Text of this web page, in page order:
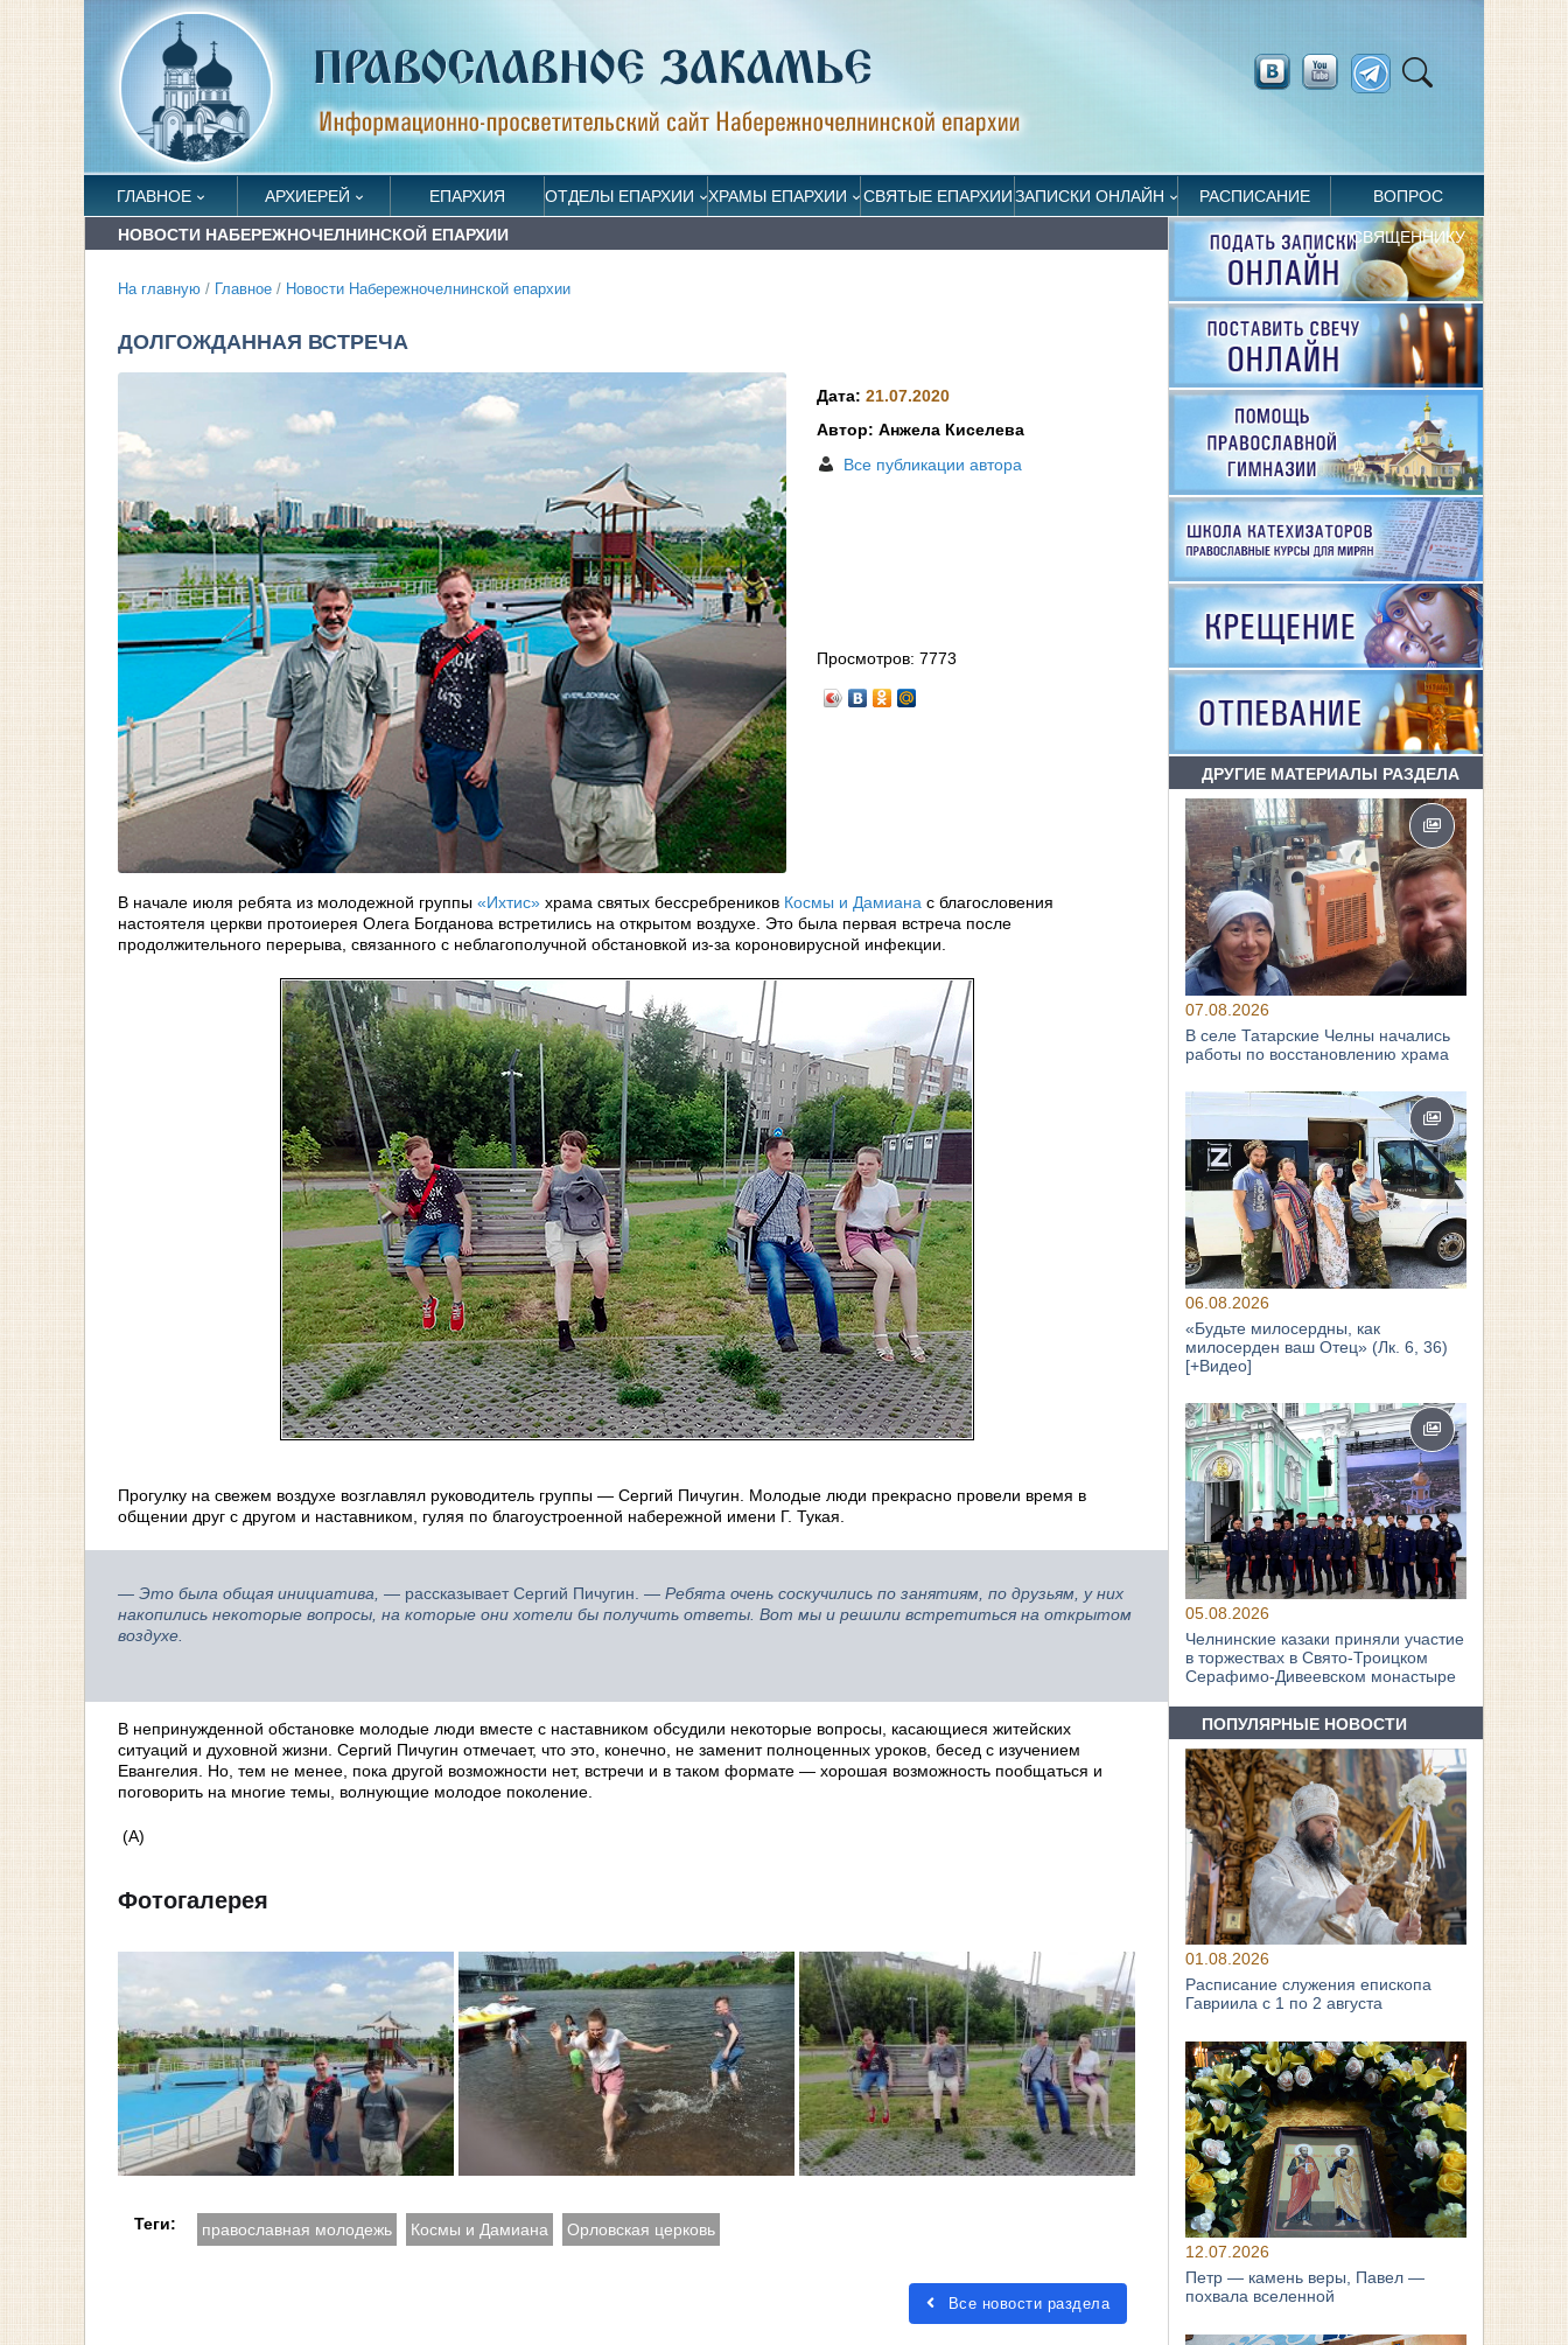
ГЛАВНОЕ АРХИЕРЕЙ ЕПАРХИЯ ОТДЕЛЫ ЕПАРХИИ ХРАМЫ ЕПАРХИИ СВЯТЫЕ ЕПАРХИИЗАПИСКИ ОНЛАЙН РАСПИСАНИЕ ВОПРОС
СВЯЩЕННИКУ
НОВОСТИ НАБЕРЕЖНОЧЕЛНИНСКОЙ ЕПАРХИИ
На главную / Главное / Новости Набережночелнинской епархии
ДОЛГОЖДАННАЯ ВСТРЕЧА
Дата:21.07.2020
Автор: Анжела Киселева
Все публикации автора
Просмотров:7773
В начале июля ребята из молодежной группы «Ихтис» храма святых бессребреников Космы и Дамиана с благословения
настоятеля церкви протоиерея Олега Богданова встретились на открытом воздухе. Это была первая встреча после
продолжительного перерыва, связанного с неблагополучной обстановкой из-за короновирусной инфекции.
Прогулку на свежем воздухе возглавлял руководитель группы — Сергий Пичугин. Молодые люди прекрасно провели время в
общении друг с другом и наставником, гуляя по благоустроенной набережной имени Г. Тукая.
— Это была общая инициатива, — рассказывает Сергий Пичугин. — Ребята очень соскучились по занятиям, по друзьям, у них
накопились некоторые вопросы, на которые они хотели бы получить ответы. Вот мы и решили встретиться на открытом
воздухе.
В непринужденной обстановке молодые люди вместе с наставником обсудили некоторые вопросы, касающиеся житейских
ситуаций и духовной жизни. Сергий Пичугин отмечает, что это, конечно, не заменит полноценных уроков, бесед с изучением
Евангелия. Но, тем не менее, пока другой возможности нет, встречи и в таком формате — хорошая возможность пообщаться и
поговорить на многие темы, волнующие молодое поколение.
(А)
Фотогалерея
Теги: православная молодежь Космы и Дамиана Орловская церковь
Все новости раздела
ДРУГИЕ МАТЕРИАЛЫ РАЗДЕЛА
07.08.2026
В селе Татарские Челны начались
работы по восстановлению храма
06.08.2026
«Будьте милосердны, как
милосерден ваш Отец» (Лк. 6, 36)
[+Видео]
05.08.2026
Челнинские казаки приняли участие
в торжествах в Свято‑Троицком
Серафимо‑Дивеевском монастыре
ПОПУЛЯРНЫЕ НОВОСТИ
01.08.2026
Расписание служения епископа
Гавриила с 1 по 2 августа
12.07.2026
Петр — камень веры, Павел —
похвала вселенной